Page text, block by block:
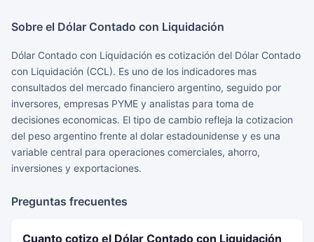
Sobre el Dólar Contado con Liquidación
Dólar Contado con Liquidación es cotización del Dólar Contado
con Liquidación (CCL). Es uno de los indicadores mas
consultados del mercado financiero argentino, seguido por
inversores, empresas PYME y analistas para toma de
decisiones economicas. El tipo de cambio refleja la cotizacion
del peso argentino frente al dolar estadounidense y es una
variable central para operaciones comerciales, ahorro,
inversiones y exportaciones.
Preguntas frecuentes
Cuanto cotizo el Dólar Contado con Liquidación